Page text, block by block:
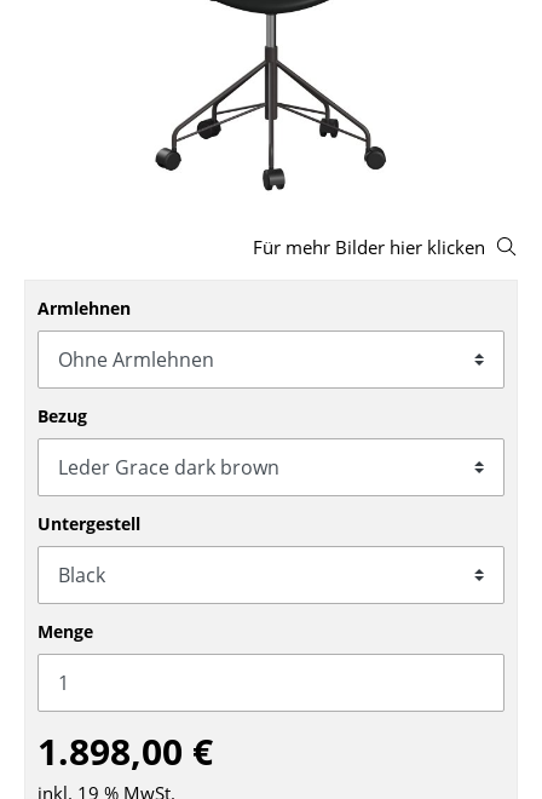
Gartenstühle
Bürodrehstühle
Konferenzstühle
Bürosessel
Einzelteile
... alle Sitzmöbel
Tische
Esstische
Beistelltische
Couchtische
Schreibtische
Für mehr Bilder hier klicken
Armlehnen
Bezug
Untergestell
Menge
1.898,00 €
inkl. 19 % MwSt.